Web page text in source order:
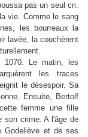
pas un seul cri.
vie. Comme le sang
les bourreaux la
lavée, la couchèrent
Le matin, les
les traces
le désespoir. Sa
Ensuite, Bertolf
femme une fille
son crime. A l'âge de
Godeliève et de ses